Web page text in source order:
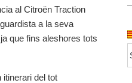
al Citroën Traction
a la seva
que fins aleshores tots
itinerari del tot